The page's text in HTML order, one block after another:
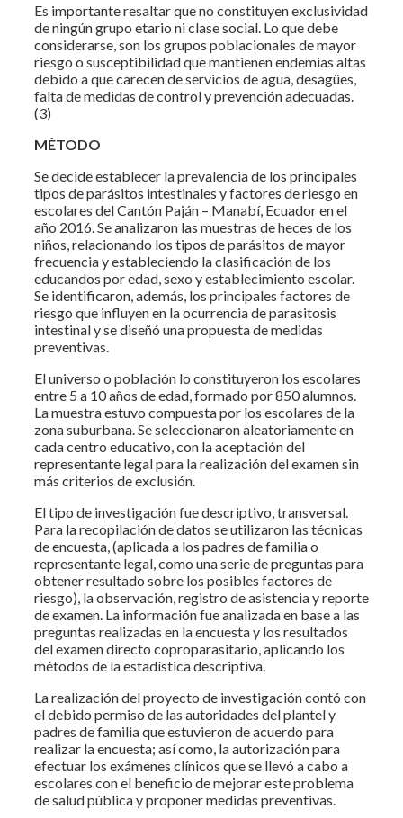
Es importante resaltar que no constituyen exclusividad
de ningún grupo etario ni clase social. Lo que debe
considerarse, son los grupos poblacionales de mayor
riesgo o susceptibilidad que mantienen endemias altas
debido a que carecen de servicios de agua, desagües,
falta de medidas de control y prevención adecuadas.
(3)
MÉTODO
Se decide establecer la prevalencia de los principales
tipos de parásitos intestinales y factores de riesgo en
escolares del Cantón Paján – Manabí, Ecuador en el
año 2016. Se analizaron las muestras de heces de los
niños, relacionando los tipos de parásitos de mayor
frecuencia y estableciendo la clasificación de los
educandos por edad, sexo y establecimiento escolar.
Se identificaron, además, los principales factores de
riesgo que influyen en la ocurrencia de parasitosis
intestinal y se diseñó una propuesta de medidas
preventivas.
El universo o población lo constituyeron los escolares
entre 5 a 10 años de edad, formado por 850 alumnos.
La muestra estuvo compuesta por los escolares de la
zona suburbana. Se seleccionaron aleatoriamente en
cada centro educativo, con la aceptación del
representante legal para la realización del examen sin
más criterios de exclusión.
El tipo de investigación fue descriptivo, transversal.
Para la recopilación de datos se utilizaron las técnicas
de encuesta, (aplicada a los padres de familia o
representante legal, como una serie de preguntas para
obtener resultado sobre los posibles factores de
riesgo), la observación, registro de asistencia y reporte
de examen. La información fue analizada en base a las
preguntas realizadas en la encuesta y los resultados
del examen directo coproparasitario, aplicando los
métodos de la estadística descriptiva.
La realización del proyecto de investigación contó con
el debido permiso de las autoridades del plantel y
padres de familia que estuvieron de acuerdo para
realizar la encuesta; así como, la autorización para
efectuar los exámenes clínicos que se llevó a cabo a
escolares con el beneficio de mejorar este problema
de salud pública y proponer medidas preventivas.